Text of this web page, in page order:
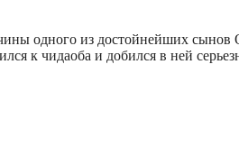
одного из достойнейших сынов
к чидаоба и добился в ней